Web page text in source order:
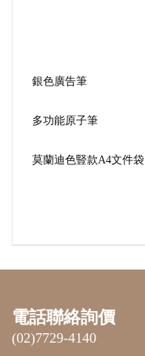
銀色廣告筆
多功能原子筆
莫蘭迪色豎款A4文件袋
電話聯絡詢價
(02)7729-4140